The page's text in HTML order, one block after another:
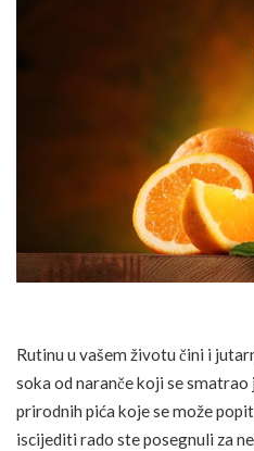
Rutinu u vašem životu čini i
soka od naranče koji se
prirodnih pića koje se može
iscijediti rado ste posegnuli za